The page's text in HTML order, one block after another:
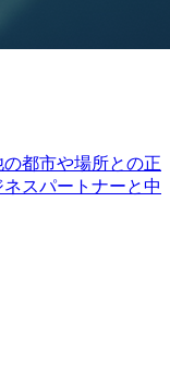
都市や場所との正
スパートナーと中